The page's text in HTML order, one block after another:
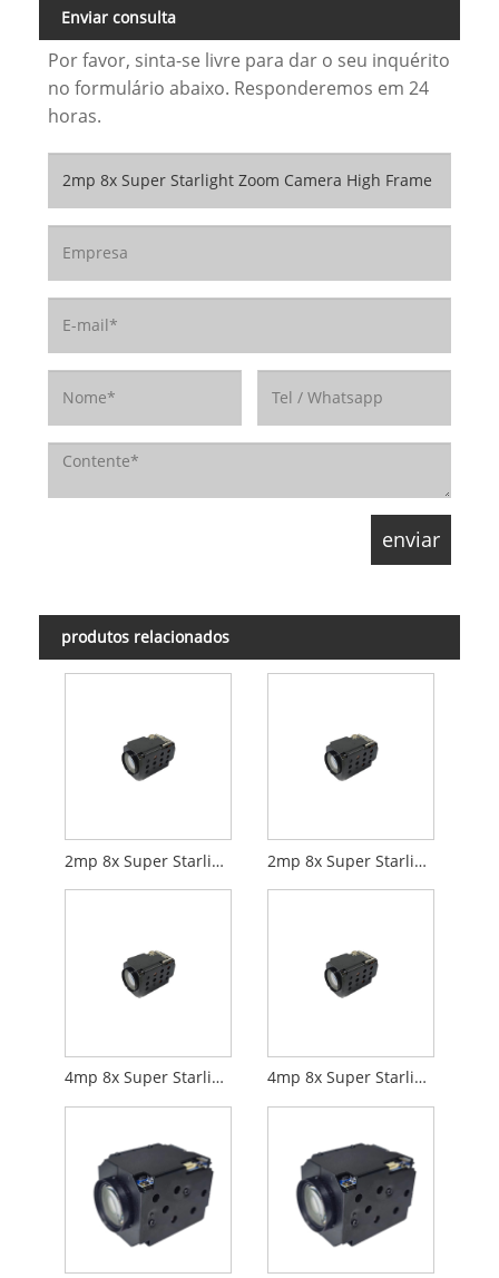
Enviar consulta
Por favor, sinta-se livre para dar o seu inquérito
no formulário abaixo. Responderemos em 24
horas.
produtos relacionados
2mp 8x Super Starlight Zoom Camera HDMI+Rede 2mp 8x Super Starlight Zoom Camera Digital+Rede
4mp 8x Super Starlight Zoom Camera HDMI+Rede 4mp 8x Super Starlight Zoom Camera Digital+Network